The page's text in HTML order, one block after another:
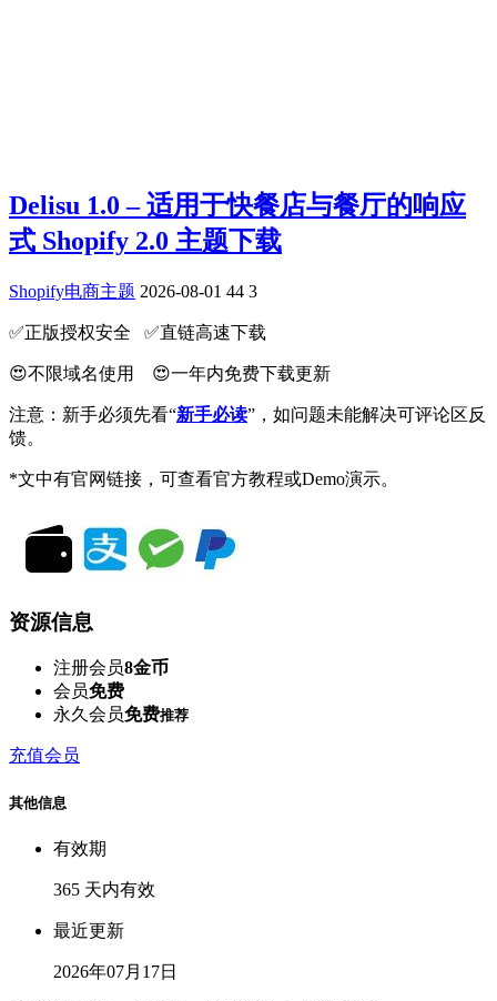
Delisu 1.0 – 适用于快餐店与餐厅的响应
式 Shopify 2.0 主题下载
Shopify电商主题 2026-08-01 44 3
✅️正版授权安全 ✅️直链高速下载
😍不限域名使用 😍一年内免费下载更新
注意：新手必须先看“新手必读”，如问题未能解决可评论区反
馈。
*文中有官网链接，可查看官方教程或Demo演示。
资源信息
注册会员8金币
会员免费
永久会员免费推荐
充值会员
其他信息
有效期
365 天内有效
最近更新
2026年07月17日